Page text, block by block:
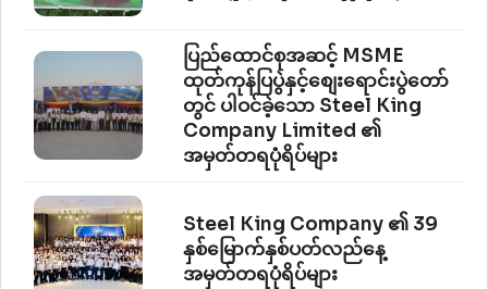
ပြည်ထောင်စုအဆင့် MSME
ထုတ်ကုန်ပြပွဲနှင့်စျေးရောင်းပွဲတော်
တွင် ပါဝင်ခဲ့သော Steel King
Company Limited ၏
အမှတ်တရပုံရိပ်များ
Steel King Company ၏ 39
နှစ်မြောက်နှစ်ပတ်လည်နေ့
အမှတ်တရပုံရိပ်များ